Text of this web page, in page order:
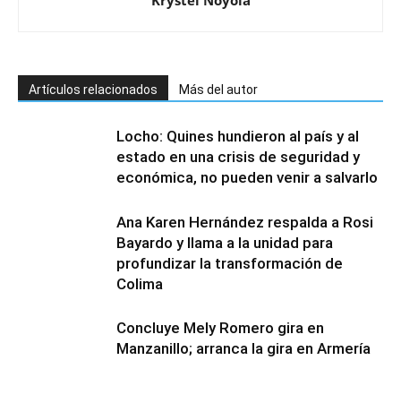
Artículos relacionados Más del autor
Locho: Quines hundieron al país y al
estado en una crisis de seguridad y
económica, no pueden venir a salvarlo
Ana Karen Hernández respalda a Rosi
Bayardo y llama a la unidad para
profundizar la transformación de
Colima
Concluye Mely Romero gira en
Manzanillo; arranca la gira en Armería